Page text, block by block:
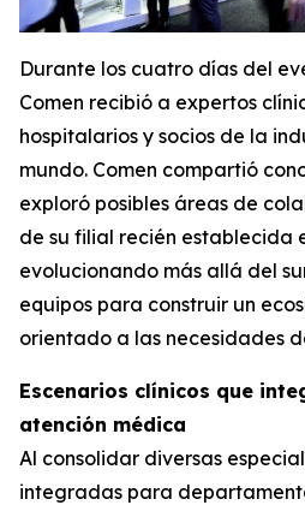
Durante los cuatro días del
Comen recibió a expertos
hospitalarios y socios de la
mundo. Comen compartió
exploró posibles áreas de
de su filial recién establecida
evolucionando más allá del
equipos para construir un
orientado a las necesidades
Escenarios clínicos que
atención médica
Al consolidar diversas
integradas para